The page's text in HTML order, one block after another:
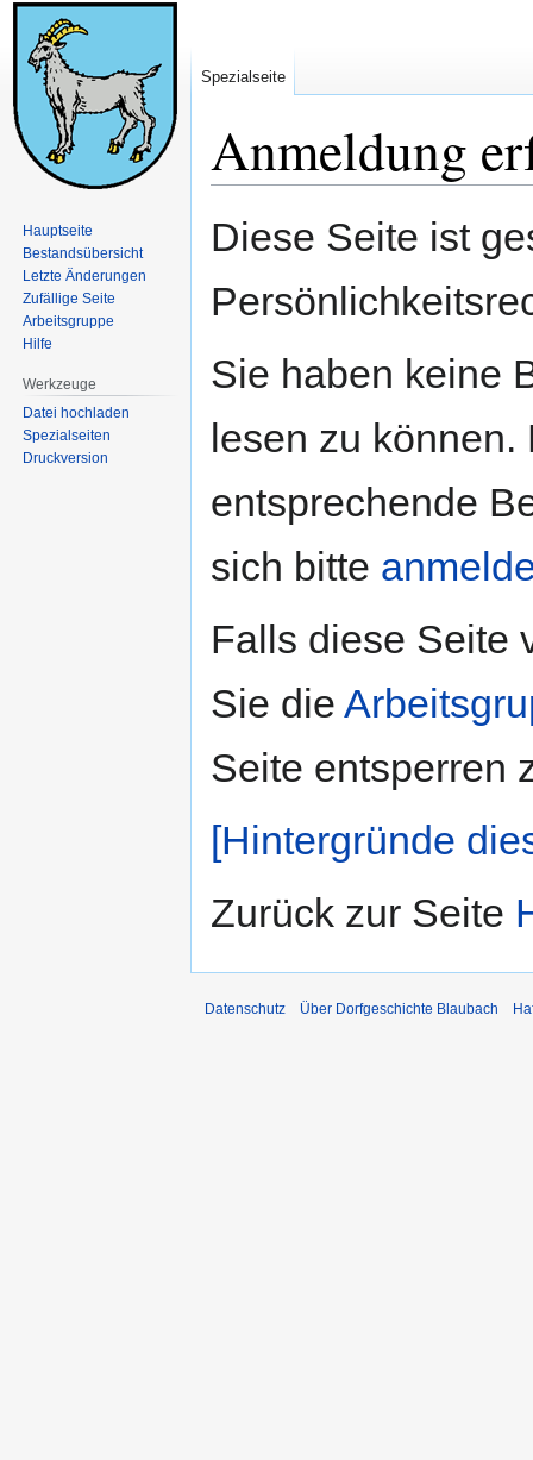
Anmeldung
Navigation
Suche
Diese Seite ist
Sie haben keine
lesen zu
entsprechende
sich bitte
Falls diese Seite
Sie die
Seite entsperren
[Hintergründe
Zurück zur Seite
Spezialseite
Hauptseite
Bestandsübersicht
Letzte Änderungen
Zufällige Seite
Arbeitsgruppe
Hilfe
Werkzeuge
Datei hochladen
Spezialseiten
Druckversion
Datenschutz Über Dorfgeschichte Blaubach